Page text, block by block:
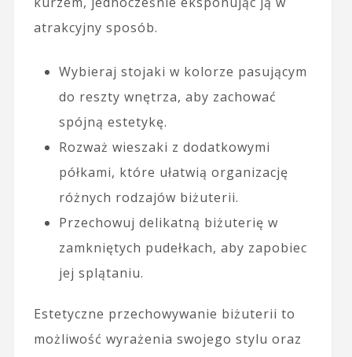
atrakcyjny sposób.
Wybieraj stojaki w kolorze pasującym
do reszty wnętrza, aby zachować
spójną estetykę.
Rozważ wieszaki z dodatkowymi
półkami, które ułatwią organizację
różnych rodzajów biżuterii.
Przechowuj delikatną biżuterię w
zamkniętych pudełkach, aby zapobiec
jej splątaniu.
Estetyczne przechowywanie biżuterii to
możliwość wyrażenia swojego stylu oraz